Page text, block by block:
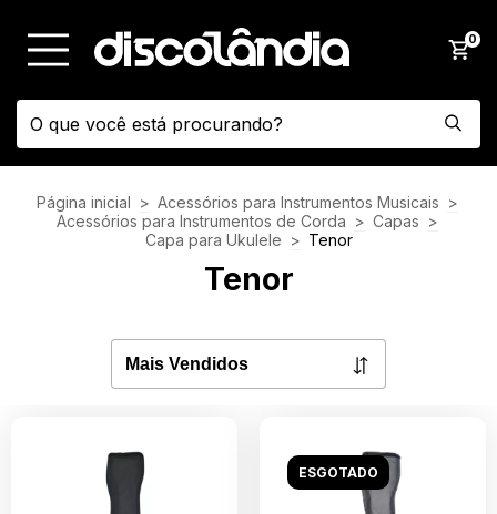
0
Página inicial > Acessórios para Instrumentos Musicais >
Acessórios para Instrumentos de Corda > Capas >
Capa para Ukulele > Tenor
Tenor
ESGOTADO